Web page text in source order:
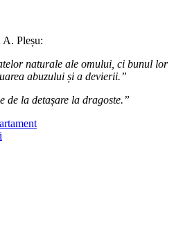
A. Pleșu:
naturale ale omului, ci bunul lor
abuzului și a devierii.”
de la detașare la dragoste.”